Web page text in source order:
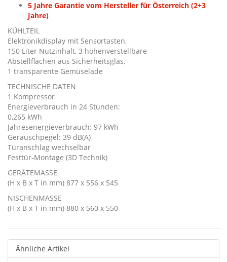
5 Jahre Garantie vom Hersteller für Österreich (2+3
Jahre)
KÜHLTEIL
Elektronikdisplay mit Sensortasten,
150 Liter Nutzinhalt, 3 höhenverstellbare
Abstellflächen aus Sicherheitsglas,
1 transparente Gemüselade
TECHNISCHE DATEN
1 Kompressor
Energieverbrauch in 24 Stunden:
0,265 kWh
Jahresenergieverbrauch: 97 kWh
Geräuschpegel: 39 dB(A)
Türanschlag wechselbar
Festtür-Montage (3D Technik)
GERÄTEMASSE
(H x B x T in mm) 877 x 556 x 545
NISCHENMASSE
(H x B x T in mm) 880 x 560 x 550
Ähnliche Artikel